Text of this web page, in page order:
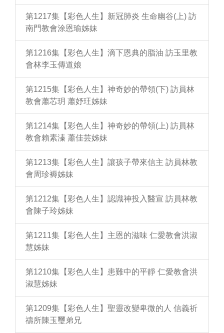
第1217集【彩色人生】新冠肺炎 生命幽谷(上) 訪
南門教會涂恩瑜姊妹
第1216集【彩色人生】滴下恩典的脂油 訪玉里教
會林李玉傳道娘
第1215集【彩色人生】神奇妙的帶領(下) 訪員林
教會蕭芯玥 蕭妤玨姊妹
第1214集【彩色人生】神奇妙的帶領(上) 訪員林
教會賴素溱 蕭佳芸姊妹
第1213集【彩色人生】讓孩子帶來信主 訪員林教
會周珍褥姊妹
第1212集【彩色人生】認識神投入醫宣 訪員林教
會陳子玲姊妹
第1211集【彩色人生】主恩的滋味 仁愛教會洪淑
慧姊妹
第1210集【彩色人生】患難中的平靜 仁愛教會洪
淑慧姊妹
第1209集【彩色人生】聖靈改變卑微的人 信義祈
禱所陳玉璽弟兄